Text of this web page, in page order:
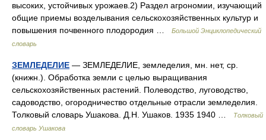
высоких, устойчивых урожаев.2) Раздел агрономии, изучающий
общие приемы возделывания сельскохозяйственных культур и
повышения почвенного плодородия …
Большой Энциклопедический
словарь
ЗЕМЛЕДЕЛИЕ — ЗЕМЛЕДЕЛИЕ, земледелия, мн. нет, ср.
(книжн.). Обработка земли с целью выращивания
сельскохозяйственных растений. Полеводство, луговодство,
садоводство, огородничество отдельные отрасли земледелия.
Толковый словарь Ушакова. Д.Н. Ушаков. 1935 1940 …
Толковый
словарь Ушакова